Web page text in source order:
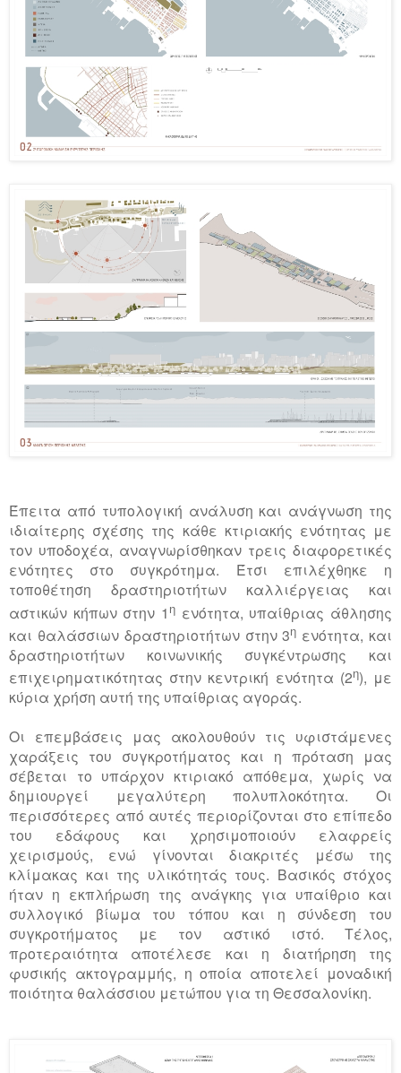
Έπειτα από τυπολογική ανάλυση και ανάγνωση της
ιδιαίτερης σχέσης της κάθε κτιριακής ενότητας με
τον υποδοχέα, αναγνωρίσθηκαν τρεις διαφορετικές
ενότητες στο συγκρότημα. Έτσι επιλέχθηκε η
τοποθέτηση δραστηριοτήτων καλλιέργειας και
αστικών κήπων στην 1 η ενότητα, υπαίθριας άθλησης
και θαλάσσιων δραστηριοτήτων στην 3η ενότητα, και
δραστηριοτήτων κοινωνικής συγκέντρωσης και
επιχειρηματικότητας στην κεντρική ενότητα (2η), με
κύρια χρήση αυτή της υπαίθριας αγοράς.
Οι επεμβάσεις μας ακολουθούν τις υφιστάμενες
χαράξεις του συγκροτήματος και η πρόταση μας
σέβεται το υπάρχον κτιριακό απόθεμα, χωρίς να
δημιουργεί μεγαλύτερη πολυπλοκότητα. Οι
περισσότερες από αυτές περιορίζονται στο επίπεδο
του εδάφους και χρησιμοποιούν ελαφρείς
χειρισμούς, ενώ γίνονται διακριτές μέσω της
κλίμακας και της υλικότητάς τους. Βασικός στόχος
ήταν η εκπλήρωση της ανάγκης για υπαίθριο και
συλλογικό βίωμα του τόπου και η σύνδεση του
συγκροτήματος με τον αστικό ιστό. Τέλος,
προτεραιότητα αποτέλεσε και η διατήρηση της
φυσικής ακτογραμμής, η οποία αποτελεί μοναδική
ποιότητα θαλάσσιου μετώπου για τη Θεσσαλονίκη.